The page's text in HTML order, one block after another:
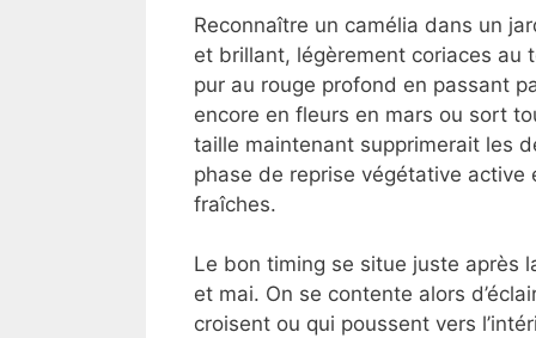
Reconnaître un camélia dans un
et brillant, légèrement coriaces au
pur au rouge profond en passant
encore en fleurs en mars ou sort
taille maintenant supprimerait les
phase de reprise végétative active
fraîches.
Le bon timing se situe juste après
et mai. On se contente alors
croisent ou qui poussent vers